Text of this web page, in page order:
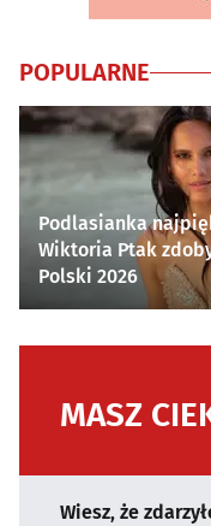
POPULARNE
Podlasianka
Wiktoria Ptak
Polski 2026
MASZ
Wiesz, że